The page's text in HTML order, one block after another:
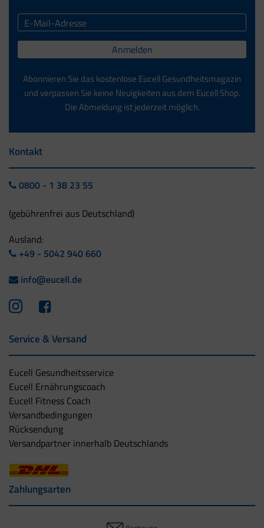
Anmelden
Abonnieren Sie das kostenlose Eucell Gesundheitsmagazin
und verpassen Sie keine Neuigkeiten aus dem Eucell Shop.
Die Abmeldung ist jederzeit möglich.
Kontakt
0800 - 1 38 23 55
(gebührenfrei aus Deutschland)
Ausland:
+49 - 5042 940 660
info@eucell.de
Service & Versand
Eucell Gesundheitsservice
Eucell Ernährungscoach
Eucell Fitness Coach
Versandbedingungen
Rücksendung
Versandpartner innerhalb Deutschlands
Zahlungsarten